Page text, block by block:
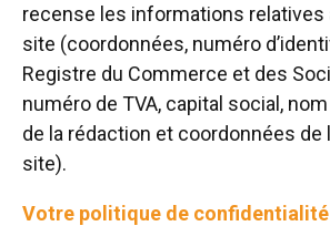
recense les informations relatives
site (coordonnées, numéro
Registre du Commerce et des
numéro de TVA, capital social,
de la rédaction et coordonnées de
site).
Votre politique de confidentialité